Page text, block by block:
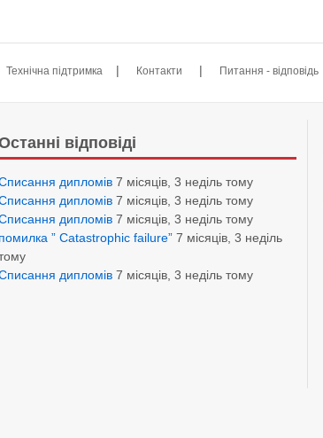
Технічна підтримка | Контакти | Питання - відповідь
відповіді
дипломів 7 місяців, 3 неділь тому
дипломів 7 місяців, 3 неділь тому
дипломів 7 місяців, 3 неділь тому
помилка ” Catastrophic failure” 7 місяців, 3 неділь
дипломів 7 місяців, 3 неділь тому